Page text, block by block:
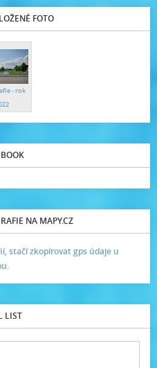
FOTO
- rok
NA MAPY.CZ
stačí zkopírovat gps údaje u
LIST